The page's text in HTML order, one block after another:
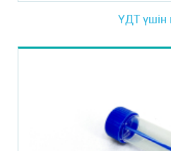
ҮДТ үшін